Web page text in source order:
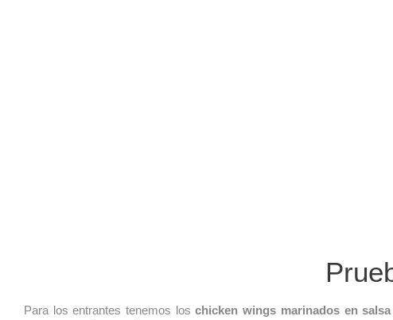
Para los entrantes tenemos loschicken wings marinados en